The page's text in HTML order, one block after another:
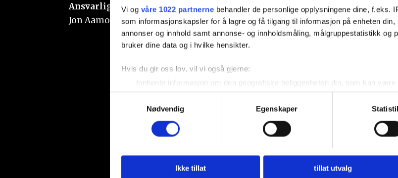
Vi og våre 1022 partnerne behandler de personlige opplysningene dine, f.eks.
som informasjonskapsler for å lagre og få tilgang til informasjon på enheten
annonser og innhold samt annonse- og innholdsmåling, målgruppestatistikk og
bruker dine data og i hvilke hensikter.
Hvis du gir oss lov, vil vi også gjerne:
Innhente informasjon om den geografiske beliggenheten din, som kan
Identifisere enheten din ved å aktivt skanne den for bestemte
mer infokan du lese om hvordan dine personlige data behandles og
Du kan hele tiden endre eller trekke tilbake ditt samtykke fra erklæringen om
analysere trafikken vår. Vi deler dessuten informasjon om hvordan du bruker
sosiale medier, annonsering og analysearbeid, som kan kombinere den med
Nødvendig
Egenskaper
Ikke tillat tillat utvalg
Ansvarlig redaktør:
Jon Aamodt
Kontakt oss
Nyhetstips:
Annonsering:
marked@n247.no